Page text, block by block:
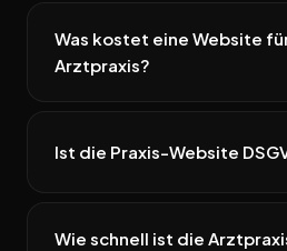
Was kostet eine Website
Arztpraxis?
Ist die Praxis-Website
Wie schnell ist die